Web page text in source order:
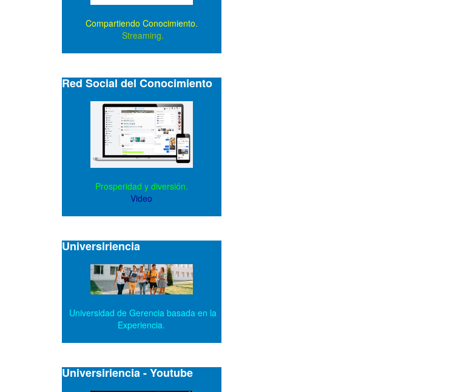
Compartiendo Conocimiento.
Streaming.
Red Social del Conocimiento
Prosperidad y diversión.
Video
Universiriencia
Universidad de Gerencia basada en la
Experiencia.
Universiriencia - Youtube